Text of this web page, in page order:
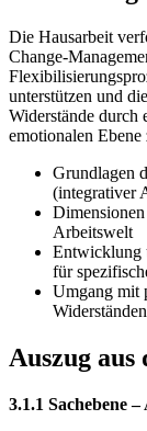
Die Hausarbeit
Change-
unterstützen und
Widerstände durch
emotionalen
Grundlagen
(integrativer
Arbeitswelt
Entwicklung
für
Umgang mit
Auszug aus
3.1.1 Sachebene –